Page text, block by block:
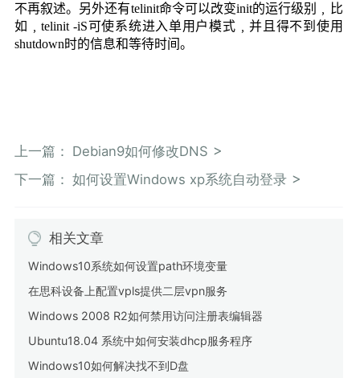
不再叙述。另外还有telinit命令可以改变init的运行级别﹐比
如﹐telinit -iS可使系统进入单用户模式﹐并且得不到使用
shutdown时的信息和等待时间。
上一篇： Debian9如何修改DNS
下一篇： 如何设置Windows xp系统自动登录
相关文章
Windows10系统如何设置path环境变量
在思科设备上配置vpls提供二层vpn服务
Windows 2008 R2如何禁用访问注册表编辑器
Ubuntu18.04 系统中如何安装dhcp服务程序
Windows10如何解决找不到D盘